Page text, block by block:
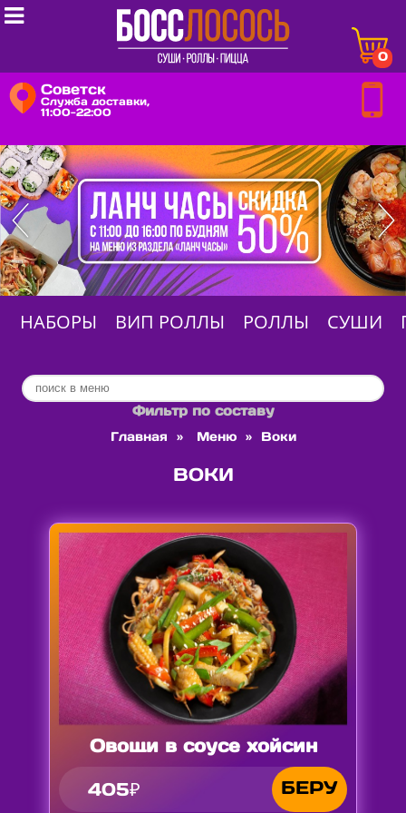
0
Советск
Служба доставки,
11:00-22:00

НАБОРЫ ВИП РОЛЛЫ РОЛЛЫ СУШИ
Фильтр по составу
Главная » Меню» Воки
ВОКИ
Овощи в соусе хойсин
405₽
БЕРУ